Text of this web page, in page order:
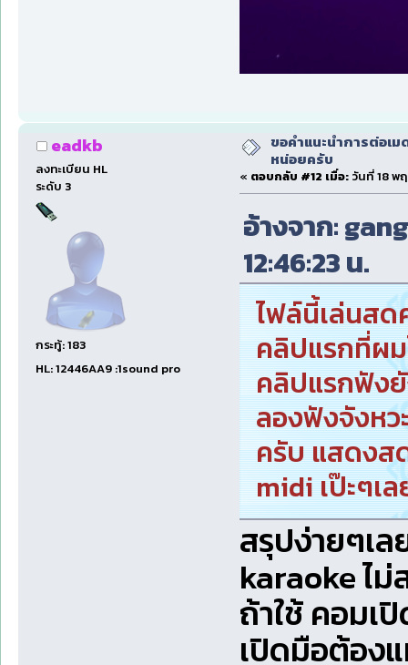
eadkb
ลงทะเบียน HL
ระดับ 3
กระทู้: 183
HL: 12446AA9 :1sound pro
ขอคำแนะนำการต่อเ
หน่อยครับ
« ตอบกลับ #12 เมื่อ: วันที่ 18 พ
อ้างจาก:
12:46:23 น.
ไฟล์นี้เล่นสด
คลิปแรกที่ผ
คลิปแรกฟัง
ลองฟังจังหว
ครับ แสดงส
midi เป๊ะๆเ
สรุปง่ายๆเ
karaoke ไ
ถ้าใช้ คอมเ
เปิดมือต้อง